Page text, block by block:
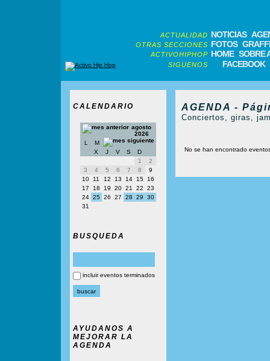
ACTUALIDAD NOTICIAS
OTRAS SECCIONES FOTOS
ACTIVOHIPHOP HOME SOBRE
SIGUENOS FACEBOOK
CALENDARIO
agosto
2026
L
M
X
J V S
D
1
2
3
4 5 6 7 8
9
10
11 12 13 14 15
16
17
18 19 20 21 22
23
24 25 26 27 28 29
30
31
BUSQUEDA
incluir eventos terminados
AYUDANOS A
MEJORAR LA
AGENDA
AGENDA -
Conciertos, giras,
No se han encontrado